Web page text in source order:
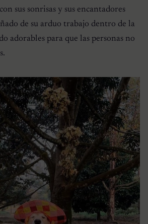
sus sonrisas y sus encantadores
de su arduo trabajo dentro de la
adorables para que las personas no